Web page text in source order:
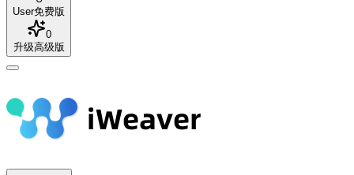
User免费版
0
升级高级版